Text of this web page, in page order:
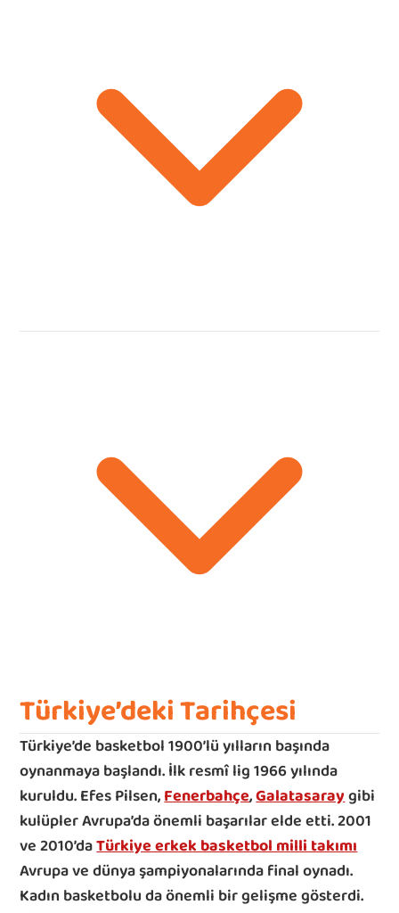
Türkiye’deki Tarihçesi
Türkiye’de basketbol 1900’lü yılların başında
oynanmaya başlandı. İlk resmî lig 1966 yılında
kuruldu. Efes Pilsen, Fenerbahçe, Galatasaray gibi
kulüpler Avrupa’da önemli başarılar elde etti. 2001
ve 2010’da Türkiye erkek basketbol milli takımı
Avrupa ve dünya şampiyonalarında final oynadı.
Kadın basketbolu da önemli bir gelişme gösterdi.